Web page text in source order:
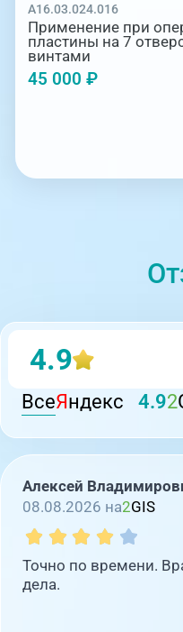
A16.03.024.016
Применение при
пластины на 7
винтами
45 000 ₽
4.9
ВсеЯндекс 4.92
Алексей
08.08.2026 на2GIS
Точно по времени.
дела.